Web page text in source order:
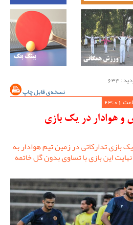
نسخه‌ی قابل چاپ
هوادار در یک بازی
بازی تدارکاتی در زمین تیم هوادار به
این بازی با تساوی بدون گل خاتمه